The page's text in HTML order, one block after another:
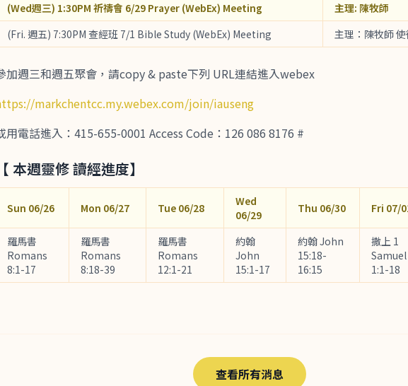
(Wed週三) 1:30PM 祈禱會 6/29 Prayer (WebEx) Meeting
主理: 陳牧師
(Fri. 週五) 7:30PM 查經班 7/1 Bible Study (WebEx) Meeting
主理：陳牧師
加週三和週五聚會，請copy & paste下列 URL連結進入webex
markchentcc.my.webex.com/join/iauseng
用電話進入：415-655-0001 Access Code：126 086 8176 #
【 本週靈修 讀經進度】
Sun 06/26 Mon 06/27 Tue 06/28
Wed
06/29
Thu 06/30 Fri 07/
羅馬書
Romans
8:1-17
羅馬書
Romans
8:18-39
羅馬書
Romans
12:1-21
約翰
John
15:1-17
約翰 John
15:18-
16:15
撒上 1
Samuel
1:1-18
查看所有消息